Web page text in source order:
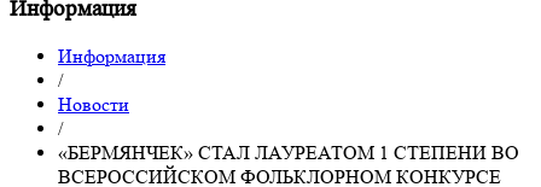
Информация
Информация
/
Новости
/
«БЕРМЯНЧЕК» СТАЛ ЛАУРЕАТОМ 1 СТЕПЕНИ ВО
ВСЕРОССИЙСКОМ ФОЛЬКЛОРНОМ КОНКУРСЕ